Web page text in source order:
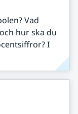
Vad
hur ska du
I